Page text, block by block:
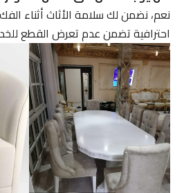
نعم، نضمن لك سلامة الأثاث أثناء الفك
احترافية تضمن عدم تعرض القطع